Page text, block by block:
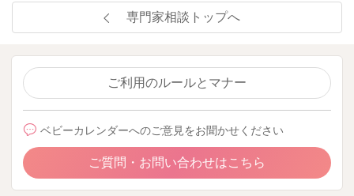
専門家相談トップへ
ご利用のルールとマナー
ベビーカレンダーへのご意見をお聞かせください
ご質問・お問い合わせはこちら